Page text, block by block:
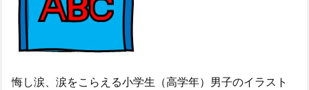
悔し涙、涙をこらえる小学生（高学年）男子のイラスト